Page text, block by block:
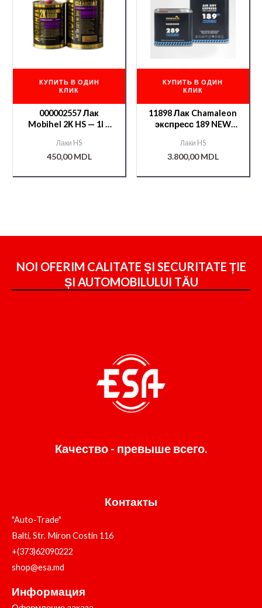
КУПИТЬ В ОДИН
КЛИК
000002557 Лак
Mobihel 2К HS — 1l +
Лаки HS
450,00MDL
КУПИТЬ В ОДИН
КЛИК
11898 Лак Chamaleon
экспресс 189 NEW
Лаки HS
3.800,00MDL
NOI OFERIM CALITATE ȘI SECURITATE ȚIE
ȘI AUTOMOBILULUI TĂU
Качество - превыше всего.
Контакты
"Auto-Trade"
Balti, Str. Miron Costin 116
+(373)62090222
shop@esa.md
Информация